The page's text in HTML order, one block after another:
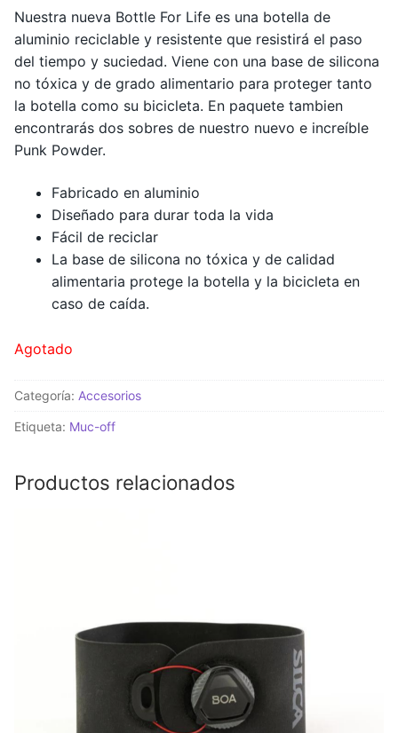
Nuestra nueva Bottle For Life es una botella de
aluminio reciclable y resistente que resistirá el paso
del tiempo y suciedad. Viene con una base de silicona
no tóxica y de grado alimentario para proteger tanto
la botella como su bicicleta. En paquete tambien
encontrarás dos sobres de nuestro nuevo e increíble
Punk Powder.
Fabricado en aluminio
Diseñado para durar toda la vida
Fácil de reciclar
La base de silicona no tóxica y de calidad
alimentaria protege la botella y la bicicleta en
caso de caída.
Agotado
Categoría: Accesorios
Etiqueta: Muc-off
Productos relacionados